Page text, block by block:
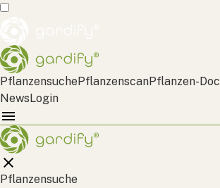
PflanzensuchePflanzenscanPflanzen-Doc
NewsLogin
Pflanzensuche